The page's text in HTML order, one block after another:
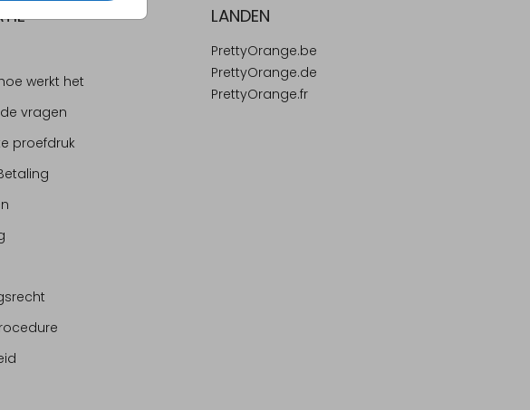
werkt het
vragen
proefdruk
LANDEN
PrettyOrange.be
PrettyOrange.de
PrettyOrange.fr